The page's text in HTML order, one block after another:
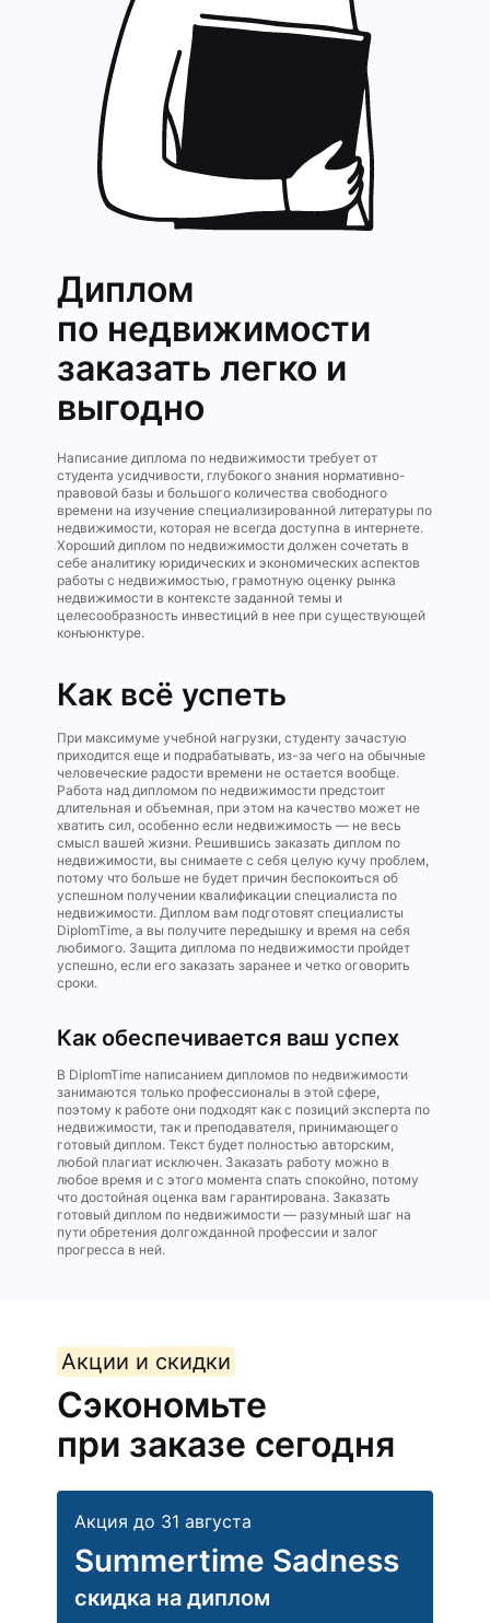
Диплом
по недвижимости
заказать легко и
выгодно
Написание диплома по недвижимости требует от
студента усидчивости, глубокого знания нормативно-
правовой базы и большого количества свободного
времени на изучение специализированной литературы по
недвижимости, которая не всегда доступна в интернете.
Хороший диплом по недвижимости должен сочетать в
себе аналитику юридических и экономических аспектов
работы с недвижимостью, грамотную оценку рынка
недвижимости в контексте заданной темы и
целесообразность инвестиций в нее при существующей
конъюнктуре.
Как всё успеть
При максимуме учебной нагрузки, студенту зачастую
приходится еще и подрабатывать, из-за чего на обычные
человеческие радости времени не остается вообще.
Работа над дипломом по недвижимости предстоит
длительная и объемная, при этом на качество может не
хватить сил, особенно если недвижимость — не весь
смысл вашей жизни. Решившись заказать диплом по
недвижимости, вы снимаете с себя целую кучу проблем,
потому что больше не будет причин беспокоиться об
успешном получении квалификации специалиста по
недвижимости. Диплом вам подготовят специалисты
DiplomTime, а вы получите передышку и время на себя
любимого. Защита диплома по недвижимости пройдет
успешно, если его заказать заранее и четко оговорить
сроки.
Как обеспечивается ваш успех
В DiplomTime написанием дипломов по недвижимости
занимаются только профессионалы в этой сфере,
поэтому к работе они подходят как с позиций эксперта по
недвижимости, так и преподавателя, принимающего
готовый диплом. Текст будет полностью авторским,
любой плагиат исключен. Заказать работу можно в
любое время и с этого момента спать спокойно, потому
что достойная оценка вам гарантирована. Заказать
готовый диплом по недвижимости — разумный шаг на
пути обретения долгожданной профессии и залог
прогресса в ней.
Акции и скидки
Сэкономьте
при заказе сегодня
Акция до 31 августа
Summertime Sadness
скидка на диплом